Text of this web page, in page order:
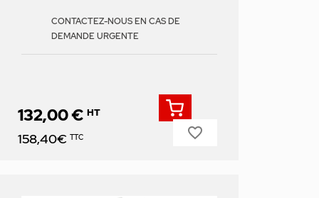
CONTACTEZ-NOUS EN CAS DE
DEMANDE URGENTE
Prix
132,00 € HT
158,40€ TTC favorite_border